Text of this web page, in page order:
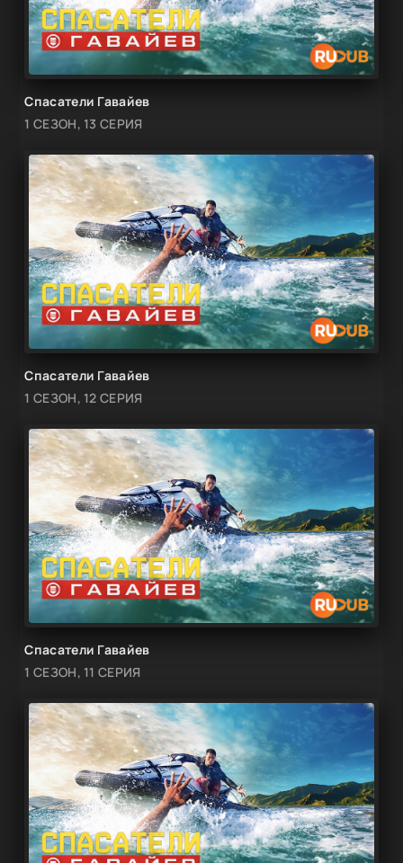
Спасатели Гавайев
1 СЕЗОН, 13 СЕРИЯ
Спасатели Гавайев
1 СЕЗОН, 12 СЕРИЯ
Спасатели Гавайев
1 СЕЗОН, 11 СЕРИЯ